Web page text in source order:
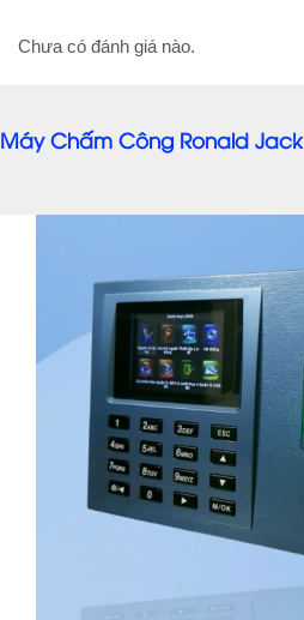
Chưa có đánh giá nào.
Máy Chấm Công Ronald Jack